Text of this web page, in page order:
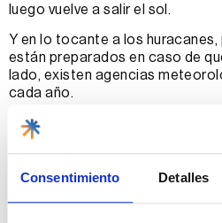
Consentimiento Detalles
luego vuelve a salir el sol.
Y en lo tocante a los
están preparados en caso de
lado, existen agencias
cada año.
Mejores fechas
Riviera Maya
presupuesto